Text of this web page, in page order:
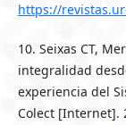
https://
10. Seixas CT,
integralidad
experiencia del
Colect [Internet].